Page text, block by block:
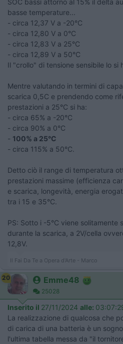
SOC bassi attorno al 15% il delta
basse temperature...
- circa 12,37 V a -20°C
- circa 12,80 V a 0°C
- circa 12,83 V a 25°C
- circa 12,89 V a 50°C
Il "crollo" di tensione sensibile lo si
Mentre valutando in termini di
scarica 0,5C e prendendo come
prestazioni a 25°C si ha:
- circa 65% a -20°C
- circa 90% a 0°C
- 100% a 25°C
- circa 115% a 50°C.
Detto ciò il range di temperatura
prestazioni massime (efficienza
e scarica, longevità, energia
tra i 15 e 35°C.
PS: Sotto i -5°C viene solitamente
durante la scarica, a 2V/cella
12,8V.
Il Fai Da Te a Opera d'Arte - Marco
20 Emme48
25028
Inserito il 27/11/2024 alle:
La realizzazione di qualcosa che
di carica di una batteria è un
l'ultima tabella messa da "il